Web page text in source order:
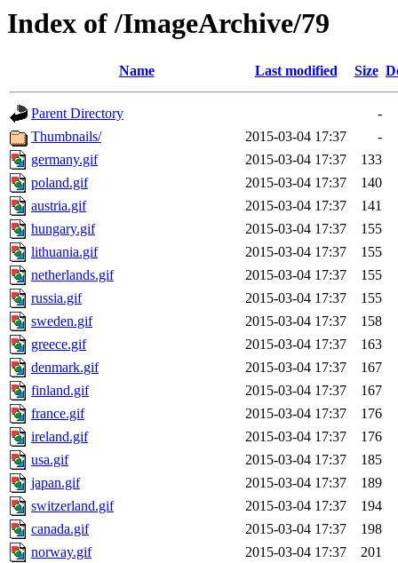
Index of /ImageArchive/79
Name Last modified Size
Parent Directory
-
Thumbnails/
2015-03-04 17:37
-
germany.gif
2015-03-04 17:37
133
poland.gif
2015-03-04 17:37
140
austria.gif
2015-03-04 17:37
141
hungary.gif
2015-03-04 17:37
155
lithuania.gif
2015-03-04 17:37
155
netherlands.gif
2015-03-04 17:37
155
russia.gif
2015-03-04 17:37
155
sweden.gif
2015-03-04 17:37
158
greece.gif
2015-03-04 17:37
163
denmark.gif
2015-03-04 17:37
167
finland.gif
2015-03-04 17:37
167
france.gif
2015-03-04 17:37
176
ireland.gif
2015-03-04 17:37
176
usa.gif
2015-03-04 17:37
185
japan.gif
2015-03-04 17:37
189
switzerland.gif
2015-03-04 17:37
194
canada.gif
2015-03-04 17:37
198
norway.gif
2015-03-04 17:37
201